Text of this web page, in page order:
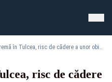
Alertă extremă în Tulcea, risc de cădere a unor obiecte din spațiul aerian
risc de cădere